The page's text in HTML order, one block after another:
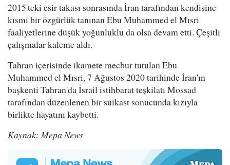
2015'teki esir takası sonrasında İran tarafından kendisine
kısmi bir özgürlük tanınan Ebu Muhammed el Mısri
faaliyetlerine düşük yoğunluklu da olsa devam etti. Çeşitli
çalışmalar kaleme aldı.
Tahran içerisinde ikamete mecbur tutulan Ebu
Muhammed el Mısri, 7 Ağustos 2020 tarihinde İran'ın
başkenti Tahran'da İsrail istihbarat teşkilatı Mossad
tarafından düzenlenen bir suikast sonucunda kızıyla
birlikte hayatını kaybetti.
Kaynak: Mepa News